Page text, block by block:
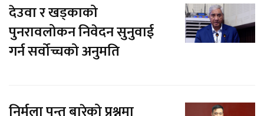
देउवा र खड्काको
पुनरावलोकन निवेदन सुनुवाई
गर्न सर्वोच्चको अनुमति